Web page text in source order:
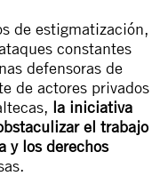
de estigmatización,
constantes
defensoras de
de actores privados
la iniciativa
el trabajo
y los derechos